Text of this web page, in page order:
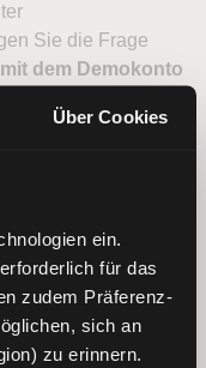
Über Cookies
ein.
für das
zudem Präferenz-
sich an
zu erinnern.
Sie die Frage
dem Demokonto
klicken Sie
in